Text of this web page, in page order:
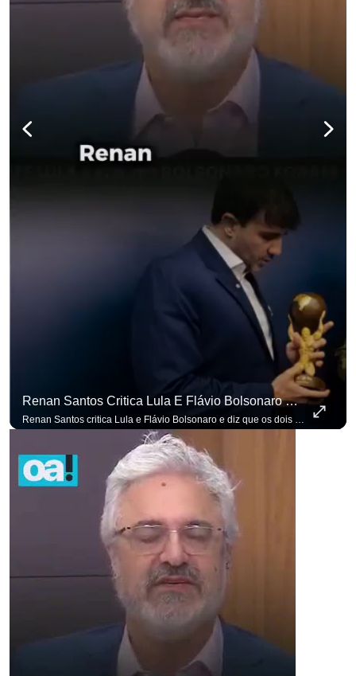
Renan Santos Critica Lula E Flávio Bolsonaro E Diz Que Os Dois São Lados Da Mesma Moeda.
Renan Santos critica Lula e Flávio Bolsonaro e diz que os dois são lados da mesma moeda. #OAntagonista Se você busca informação com credibilidade, inscreva-se agora e ative o